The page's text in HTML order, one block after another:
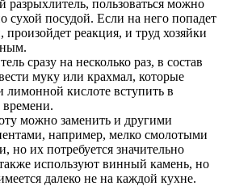
разрыхлитель, пользоваться можно
сухой посудой. Если на него попадет
произойдет реакция, и труд хозяйки
сразу на несколько раз, в состав
муку или крахмал, которые
кислоте вступить в
можно заменить и другими
например, мелко смолотыми
но их потребуется значительно
используют винный камень, но
далеко не на каждой кухне.